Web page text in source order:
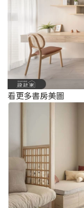
看更多書房美圖